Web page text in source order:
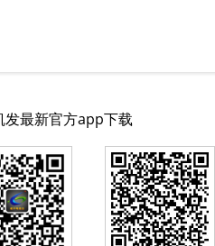
发最新官方app下载